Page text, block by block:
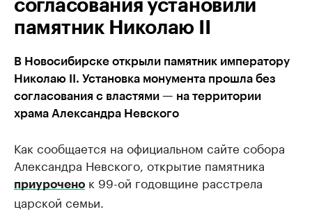
согласования установили
памятник Николаю II
В Новосибирске открыли памятник императору
Николаю II. Установка монумента прошла без
согласования с властями — на территории
храма Александра Невского
Как сообщается на официальном сайте собора
Александра Невского, открытие памятника
приурочено к 99-ой годовщине расстрела
царской семьи.